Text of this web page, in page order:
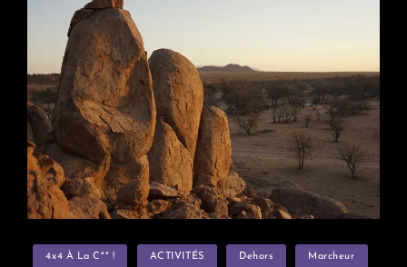
Categories
4x4 À La C** ! ACTIVITÉS Dehors Marcheur